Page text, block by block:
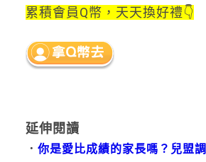
累積會員Q幣，天天換好禮👇
延伸閱讀
． 你是愛比成績的家長嗎？兒盟